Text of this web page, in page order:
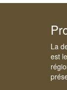
La
est